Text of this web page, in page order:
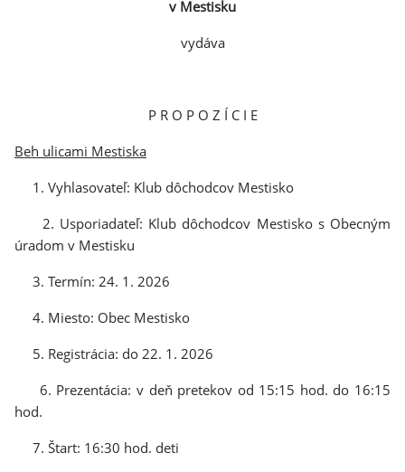
v Mestisku
vydáva
P R O P O Z Í C I E
Beh ulicami Mestiska
1. Vyhlasovateľ: Klub dôchodcov Mestisko
2. Usporiadateľ: Klub dôchodcov Mestisko s Obecným
úradom v Mestisku
3. Termín: 24. 1. 2026
4. Miesto: Obec Mestisko
5. Registrácia: do 22. 1. 2026
6. Prezentácia: v deň pretekov od 15:15 hod. do 16:15
hod.
7. Štart: 16:30 hod. deti